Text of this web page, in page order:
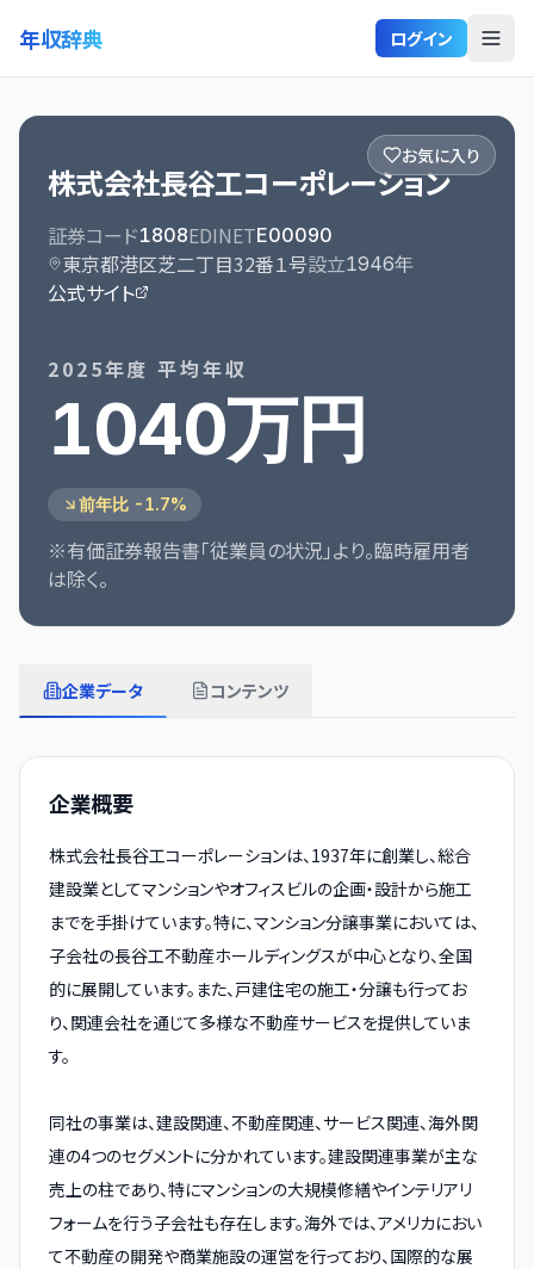
年収辞典 ログイン
お気に入り
株式会社長谷工コーポレーション
証券コード1808EDINETE00090
東京都港区芝二丁目32番１号設立1946年
公式サイト
2025年度 平均年収
1040万円
前年比 -1.7%
※有価証券報告書「従業員の状況」より。臨時雇用者
は除く。
企業データ コンテンツ
企業概要
株式会社長谷工コーポレーションは、1937年に創業し、総合
建設業としてマンションやオフィスビルの企画・設計から施工
までを手掛けています。特に、マンション分譲事業においては、
子会社の長谷工不動産ホールディングスが中心となり、全国
的に展開しています。また、戸建住宅の施工・分譲も行ってお
り、関連会社を通じて多様な不動産サービスを提供していま
す。
同社の事業は、建設関連、不動産関連、サービス関連、海外関
連の4つのセグメントに分かれています。建設関連事業が主な
売上の柱であり、特にマンションの大規模修繕やインテリアリ
フォームを行う子会社も存在します。海外では、アメリカにおい
て不動産の開発や商業施設の運営を行っており、国際的な展